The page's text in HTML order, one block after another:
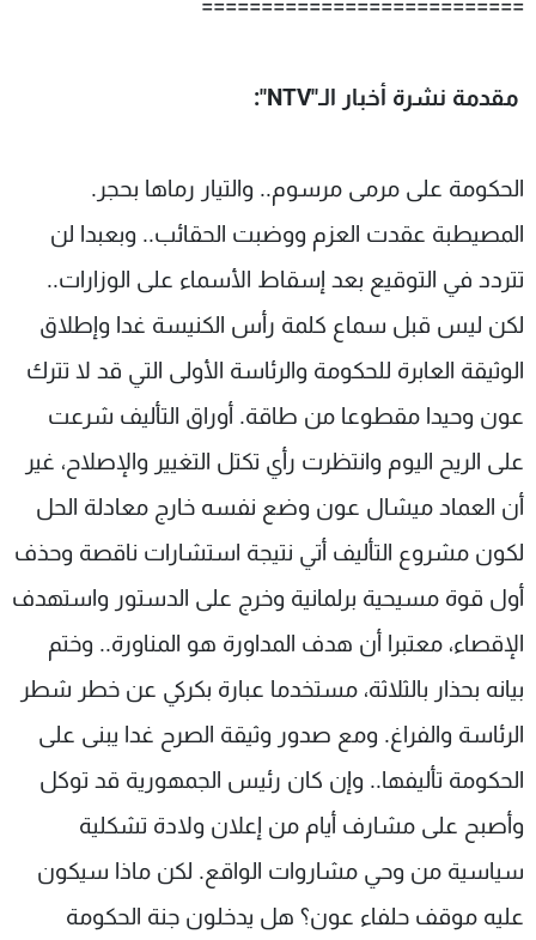
===========================
مقدمة نشرة أخبار الـ"NTV":
الحكومة على مرمى مرسوم.. والتيار رماها بحجر.
المصيطبة عقدت العزم ووضبت الحقائب.. وبعبدا لن
تتردد في التوقيع بعد إسقاط الأسماء على الوزارات..
لكن ليس قبل سماع كلمة رأس الكنيسة غدا وإطلاق
الوثيقة العابرة للحكومة والرئاسة الأولى التي قد لا تترك
عون وحيدا مقطوعا من طاقة. أوراق التأليف شرعت
على الريح اليوم وانتظرت رأي تكتل التغيير والإصلاح، غير
أن العماد ميشال عون وضع نفسه خارج معادلة الحل
لكون مشروع التأليف أتي نتيجة استشارات ناقصة وحذف
أول قوة مسيحية برلمانية وخرج على الدستور واستهدف
الإقصاء، معتبرا أن هدف المداورة هو المناورة.. وختم
بيانه بحذار بالثلاثة، مستخدما عبارة بكركي عن خطر شطر
الرئاسة والفراغ. ومع صدور وثيقة الصرح غدا يبنى على
الحكومة تأليفها.. وإن كان رئيس الجمهورية قد توكل
وأصبح على مشارف أيام من إعلان ولادة تشكلية
سياسية من وحي مشاروات الواقع. لكن ماذا سيكون
عليه موقف حلفاء عون؟ هل يدخلون جنة الحكومة